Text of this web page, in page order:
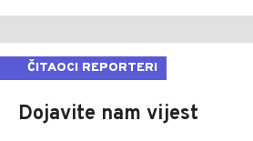
ČITAOCI REPORTERI
Dojavite nam vijest